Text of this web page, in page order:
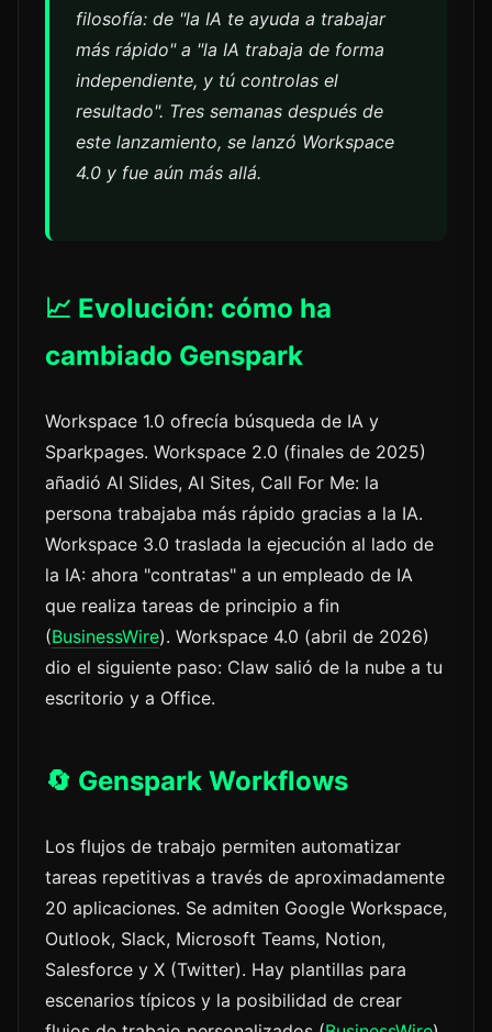
filosofía: de "la IA te ayuda a trabajar
más rápido" a "la IA trabaja de forma
independiente, y tú controlas el
resultado". Tres semanas después de
este lanzamiento, se lanzó Workspace
4.0 y fue aún más allá.
📈 Evolución: cómo ha
cambiado Genspark
Workspace 1.0 ofrecía búsqueda de IA y
Sparkpages. Workspace 2.0 (finales de 2025)
añadió AI Slides, AI Sites, Call For Me: la
persona trabajaba más rápido gracias a la IA.
Workspace 3.0 traslada la ejecución al lado de
la IA: ahora "contratas" a un empleado de IA
que realiza tareas de principio a fin
(BusinessWire). Workspace 4.0 (abril de 2026)
dio el siguiente paso: Claw salió de la nube a tu
escritorio y a Office.
🔄 Genspark Workflows
Los flujos de trabajo permiten automatizar
tareas repetitivas a través de aproximadamente
20 aplicaciones. Se admiten Google Workspace,
Outlook, Slack, Microsoft Teams, Notion,
Salesforce y X (Twitter). Hay plantillas para
escenarios típicos y la posibilidad de crear